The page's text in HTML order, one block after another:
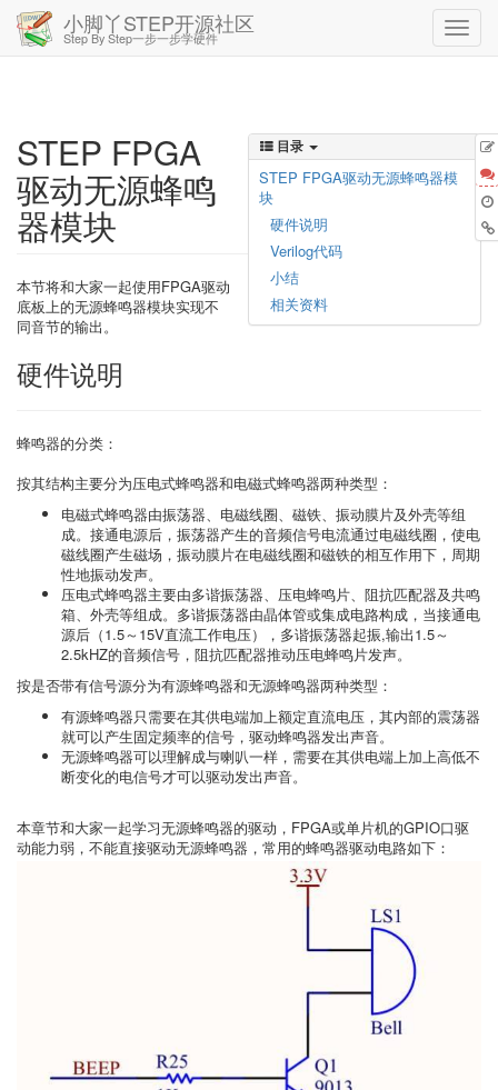
小脚丫STEP开源社区
Step By Step一步一步学硬件
目录
STEP FPGA驱动无源蜂鸣器模
块
硬件说明
Verilog代码
小结
相关资料
STEP FPGA
驱动无源蜂鸣
器模块
本节将和大家一起使用FPGA驱动
底板上的无源蜂鸣器模块实现不
同音节的输出。
硬件说明
蜂鸣器的分类：
按其结构主要分为压电式蜂鸣器和电磁式蜂鸣器两种类型：
电磁式蜂鸣器由振荡器、电磁线圈、磁铁、振动膜片及外壳等组
成。接通电源后，振荡器产生的音频信号电流通过电磁线圈，使电
磁线圈产生磁场，振动膜片在电磁线圈和磁铁的相互作用下，周期
性地振动发声。
压电式蜂鸣器主要由多谐振荡器、压电蜂鸣片、阻抗匹配器及共鸣
箱、外壳等组成。多谐振荡器由晶体管或集成电路构成，当接通电
源后（1.5～15V直流工作电压），多谐振荡器起振,输出1.5～
2.5kHZ的音频信号，阻抗匹配器推动压电蜂鸣片发声。
按是否带有信号源分为有源蜂鸣器和无源蜂鸣器两种类型：
有源蜂鸣器只需要在其供电端加上额定直流电压，其内部的震荡器
就可以产生固定频率的信号，驱动蜂鸣器发出声音。
无源蜂鸣器可以理解成与喇叭一样，需要在其供电端上加上高低不
断变化的电信号才可以驱动发出声音。
本章节和大家一起学习无源蜂鸣器的驱动，FPGA或单片机的GPIO口驱
动能力弱，不能直接驱动无源蜂鸣器，常用的蜂鸣器驱动电路如下：